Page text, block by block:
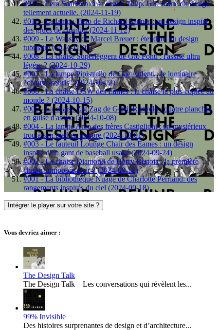
#011 - Eero Saarinen et sa chaise Tulip. Une icône du design
tellement actuelle. (2024-11-19)
#010 - La lampe Tizio de Richard Sapper : un design inspiré
des grues de chantier (2024-11-12)
#009 - Le Wassily de Marcel Breuer : étendard du design
tubulaire (2024-11-05)
#008 - La chaise Superleggera de Gio Ponti : l'assise ultra
légère ? (2024-10-29)
#007 - La lampe Pipistrello de Gae Aulenti : le luminaire
"chauve-souris" (2024-10-22)
#006 - La chaise DSW des Eames : la chaise la plus copiée au
monde ? (2024-10-15)
#005 - La chaise Zig Zag de Gerrit Rietveld : quatre planches
en guise d'assise (2024-10-08)
#004 - La lampe Arco des frères Castiglioni : un mystérieux
trou à son pied en marbre (2024-10-01)
#003 - Le fauteuil Lounge Chair des Eames : un design
inspiré d'un gant de baseball usagé (2024-09-24)
#002 - La chaise Diamond de Harry Bertoia : la première
chaise composée d'air ? (2024-09-18)
#001 - La bibliothèque Nuage de Charlotte Perriand: des
rangements inspirés du ciel (2024-09-18)
Intégrer le player sur votre site ?
Vous devriez aimer :
The Design Talk
The Design Talk – Les conversations qui révèlent les...
99% Invisible
Des histoires surprenantes de design et d’architecture...